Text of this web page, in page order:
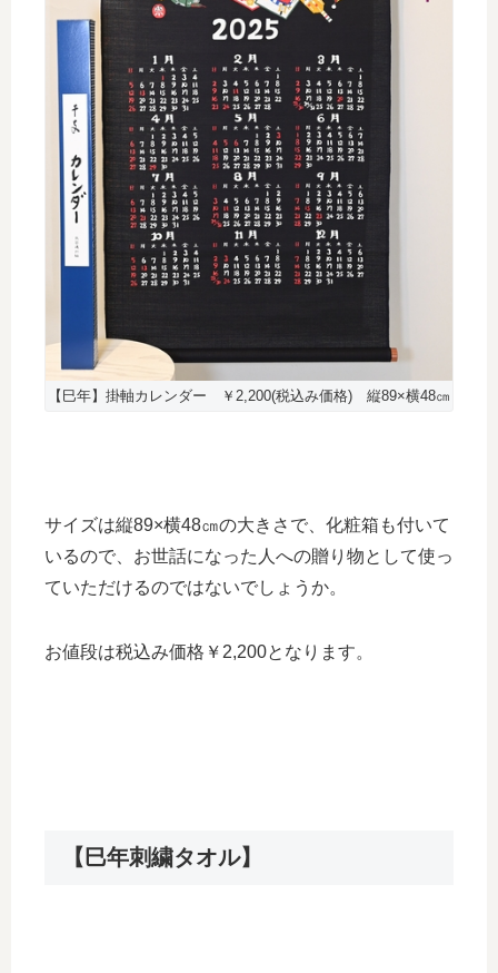
【巳年】掛軸カレンダー ￥2,200(税込み価格) 縦89×横48㎝
サイズは縦89×横48㎝の大きさで、化粧箱も付いて
いるので、お世話になった人への贈り物として使っ
ていただけるのではないでしょうか。
お値段は税込み価格￥2,200となります。
【巳年刺繍タオル】